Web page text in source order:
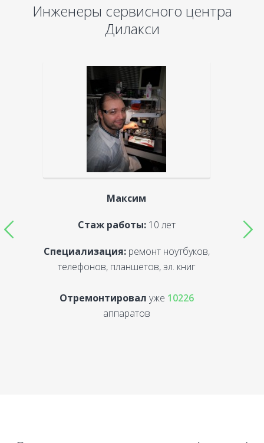
Инженеры сервисного центра
Дилакси
Максим
Стаж работы:10 лет
Специализация:ремонт ноутбуков,
телефонов, планшетов, эл. книг
Отремонтировал уже 10226
аппаратов